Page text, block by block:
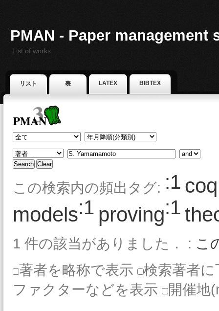
PMAN - Paper management
List of works
リスト 表 LATEX BIBTEX
この検索内の頻出タグ: :1 coq
models:1 proving:1
1 件の該当がありました． : こ
著者を略称で表示
検索著者に
ファクターなどを表示
開催地